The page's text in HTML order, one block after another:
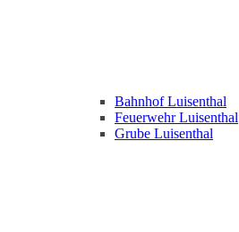
Bahnhof Luisenthal
Feuerwehr Luisenthal
Grube Luisenthal